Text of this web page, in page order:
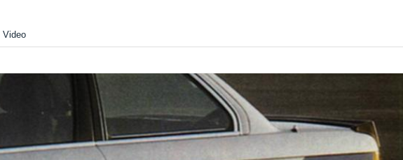
Video